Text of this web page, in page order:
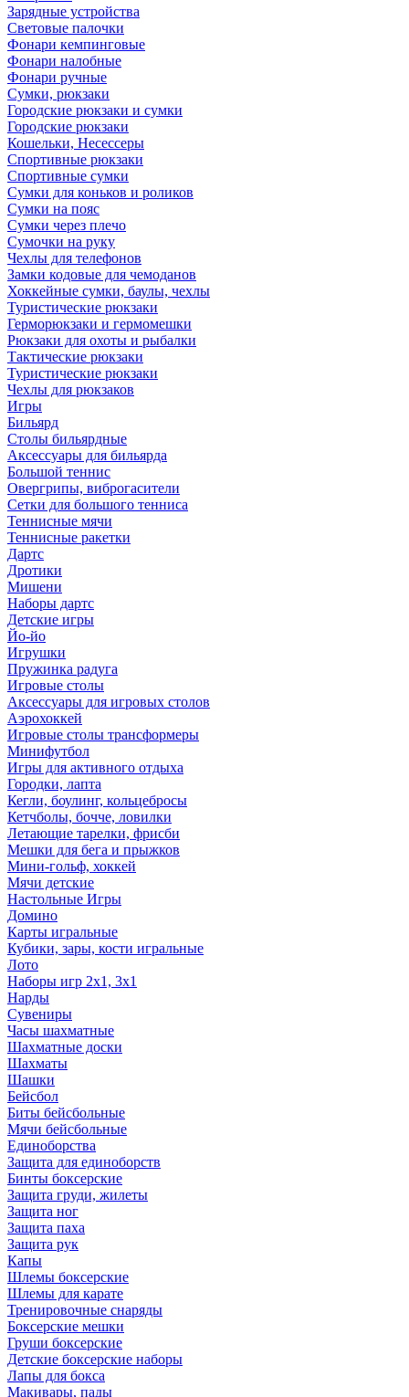
Зарядные устройства
Световые палочки
Фонари кемпинговые
Фонари налобные
Фонари ручные
Сумки, рюкзаки
Городские рюкзаки и сумки
Городские рюкзаки
Кошельки, Несессеры
Спортивные рюкзаки
Спортивные сумки
Сумки для коньков и роликов
Сумки на пояс
Сумки через плечо
Сумочки на руку
Чехлы для телефонов
Замки кодовые для чемоданов
Хоккейные сумки, баулы, чехлы
Туристические рюкзаки
Герморюкзаки и гермомешки
Рюкзаки для охоты и рыбалки
Тактические рюкзаки
Туристические рюкзаки
Чехлы для рюкзаков
Игры
Бильярд
Столы бильярдные
Аксессуары для бильярда
Большой теннис
Овергрипы, виброгасители
Сетки для большого тенниса
Теннисные мячи
Теннисные ракетки
Дартс
Дротики
Мишени
Наборы дартс
Детские игры
Йо-йо
Игрушки
Пружинка радуга
Игровые столы
Аксессуары для игровых столов
Аэрохоккей
Игровые столы трансформеры
Минифутбол
Игры для активного отдыха
Городки, лапта
Кегли, боулинг, кольцебросы
Кетчболы, бочче, ловилки
Летающие тарелки, фрисби
Мешки для бега и прыжков
Мини-гольф, хоккей
Мячи детские
Настольные Игры
Домино
Карты игральные
Кубики, зары, кости игральные
Лото
Наборы игр 2х1, 3х1
Нарды
Сувениры
Часы шахматные
Шахматные доски
Шахматы
Шашки
Бейсбол
Биты бейсбольные
Мячи бейсбольные
Единоборства
Защита для единоборств
Бинты боксерские
Защита груди, жилеты
Защита ног
Защита паха
Защита рук
Капы
Шлемы боксерские
Шлемы для карате
Тренировочные снаряды
Боксерские мешки
Груши боксерские
Детские боксерские наборы
Лапы для бокса
Макивары, пады